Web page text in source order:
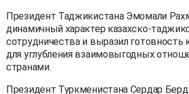
Президент Таджикистана Эмомали
динамичный характер казахско-
сотрудничества и выразил
для углубления взаимовыгодных
странами.
Президент Туркменистана Сердар